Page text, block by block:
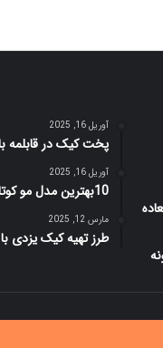
آوریل 16, 2025
پخت کیک در قابلمه
آوریل 16, 2025
10بهترین مدل مو کوتاه دخترانه تا گردن کره ای+ عکس
مارس 12, 2025
طرز تهیه کیک یزدی